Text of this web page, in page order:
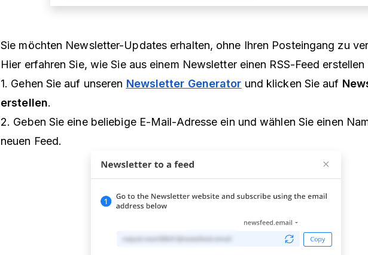
Sie möchten Newsletter-Updates erhalten, ohne Ihren Posteingang zu
Hier erfahren Sie, wie Sie aus einem Newsletter einen RSS-Feed
1. Gehen Sie auf unseren Newsletter Generator und klicken Sie auf
erstellen.
2. Geben Sie eine beliebige E-Mail-Adresse ein und wählen Sie einen
neuen Feed.